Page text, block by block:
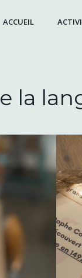
ACCUEIL
la